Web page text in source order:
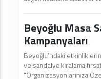
Beyoğlu Masa
Kampanyaları
Beyoğlu’ndaki
ve sandalye kiralama
"Organizasyonlarınıza